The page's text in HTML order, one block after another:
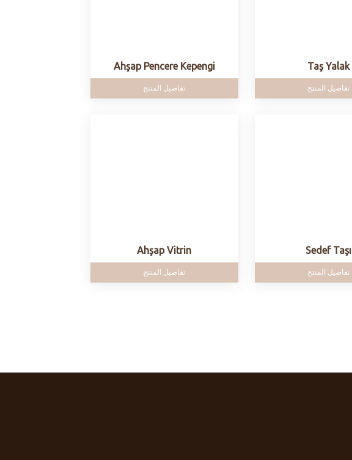
Ahşap Pencere Kepengi
تفاصيل المنتج
Taş Yalak
تفاصيل المنتج
Ahşap Vitrin
تفاصيل المنتج
Sedef Taşı
تفاصيل المنتج